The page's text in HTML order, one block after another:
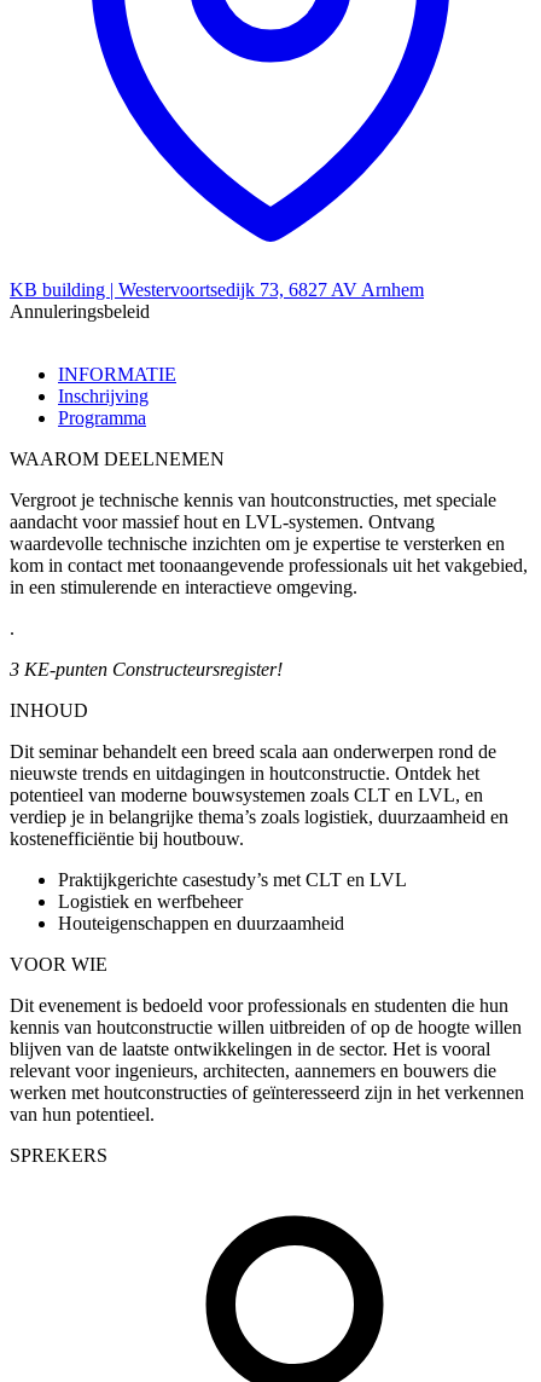
KB building | Westervoortsedijk 73, 6827 AV Arnhem
Annuleringsbeleid
INFORMATIE
Inschrijving
Programma
WAAROM DEELNEMEN
Vergroot je technische kennis van houtconstructies, met speciale
aandacht voor massief hout en LVL-systemen. Ontvang
waardevolle technische inzichten om je expertise te versterken en
kom in contact met toonaangevende professionals uit het vakgebied,
in een stimulerende en interactieve omgeving.
.
3 KE-punten Constructeursregister!
INHOUD
Dit seminar behandelt een breed scala aan onderwerpen rond de
nieuwste trends en uitdagingen in houtconstructie. Ontdek het
potentieel van moderne bouwsystemen zoals CLT en LVL, en
verdiep je in belangrijke thema’s zoals logistiek, duurzaamheid en
kostenefficiëntie bij houtbouw.
Praktijkgerichte casestudy’s met CLT en LVL
Logistiek en werfbeheer
Houteigenschappen en duurzaamheid
VOOR WIE
Dit evenement is bedoeld voor professionals en studenten die hun
kennis van houtconstructie willen uitbreiden of op de hoogte willen
blijven van de laatste ontwikkelingen in de sector. Het is vooral
relevant vooringenieurs, architecten, aannemers en bouwers die
werken met houtconstructies of geïnteresseerd zijn in het verkennen
van hun potentieel.
SPREKERS